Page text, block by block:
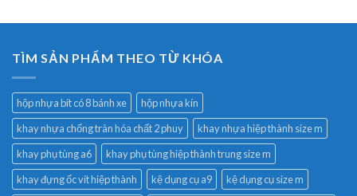
TÌM SẢN PHẨM THEO TỪ KHÓA
hộp nhựa bít có 8 bánh xe
hộp nhựa kín
khay nhựa chống tràn hóa chất 2 phuy
khay nhựa hiệp thành size m
khay phụ tùng a6
khay phụ tùng hiệp thành trung size m
khay đựng ốc vít hiệp thành
kệ dụng cụ a9
kệ dụng cụ size m